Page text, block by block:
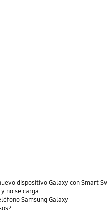
dispositivo Galaxy con Smart
no se carga
Samsung Galaxy